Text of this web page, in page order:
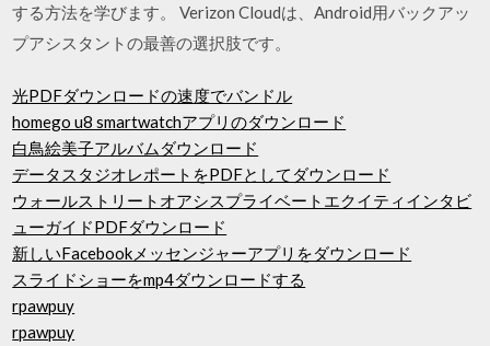
する方法を学びます。 Verizon Cloudは、Android用バックアッ
プアシスタントの最善の選択肢です。
光PDFダウンロードの速度でバンドル
homego u8 smartwatchアプリのダウンロード
白鳥絵美子アルバムダウンロード
データスタジオレポートをPDFとしてダウンロード
ウォールストリートオアシスプライベートエクイティインタビ
ューガイドPDFダウンロード
新しいFacebookメッセンジャーアプリをダウンロード
スライドショーをmp4ダウンロードする
rpawpuy
rpawpuy